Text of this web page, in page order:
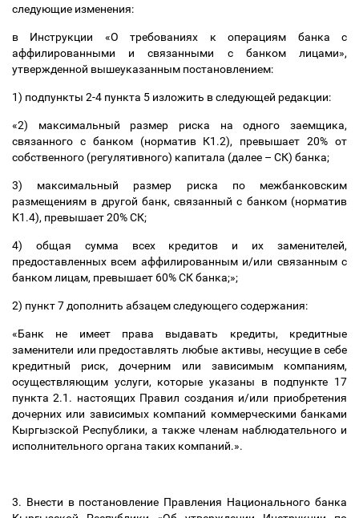
следующие изменения:
в Инструкции «О требованиях к операциям банка с
аффилированными и связанными с банком лицами»,
утвержденной вышеуказанным постановлением:
1) подпункты 2-4 пункта 5 изложить в следующей редакции:
«2) максимальный размер риска на одного заемщика,
связанного с банком (норматив К1.2), превышает 20% от
собственного (регулятивного) капитала (далее – СК) банка;
3) максимальный размер риска по межбанковским
размещениям в другой банк, связанный с банком (норматив
К1.4), превышает 20% СК;
4) общая сумма всех кредитов и их заменителей,
предоставленных всем аффилированным и/или связанным с
банком лицам, превышает 60% СК банка;»;
2) пункт 7 дополнить абзацем следующего содержания:
«Банк не имеет права выдавать кредиты, кредитные
заменители или предоставлять любые активы, несущие в себе
кредитный риск, дочерним или зависимым компаниям,
осуществляющим услуги, которые указаны в подпункте 17
пункта 2.1. настоящих Правил создания и/или приобретения
дочерних или зависимых компаний коммерческими банками
Кыргызской Республики, а также членам наблюдательного и
исполнительного органа таких компаний.».
3. Внести в постановление Правления Национального банка